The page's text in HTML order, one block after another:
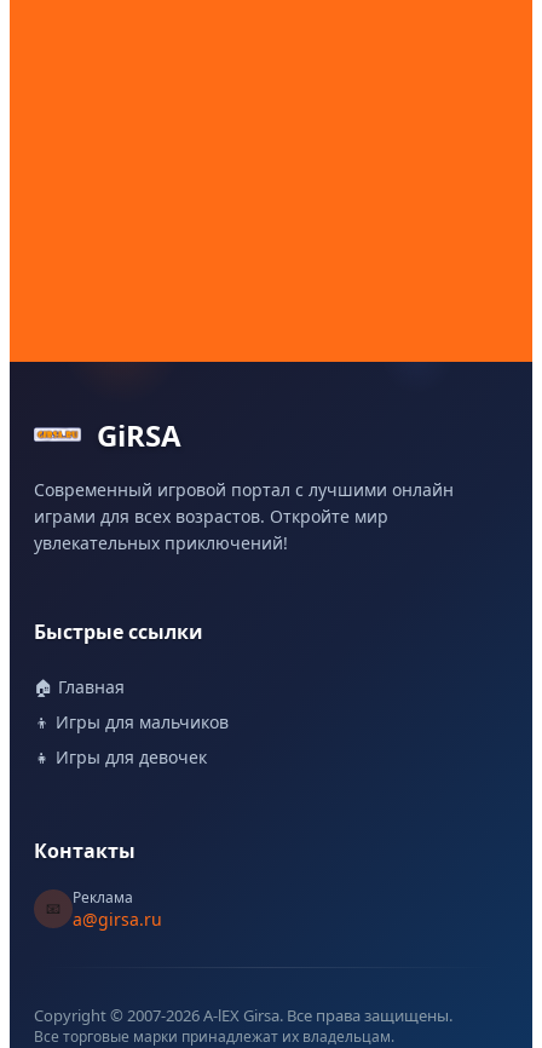
GiRSA
Современный игровой портал с лучшими онлайн
играми для всех возрастов. Откройте мир
увлекательных приключений!
Быстрые ссылки
🏠 Главная
👦 Игры для мальчиков
👧 Игры для девочек
Контакты
📧
Реклама
a@girsa.ru
Copyright © 2007-2026A-lEX Girsa. Все права защищены.
Все торговые марки принадлежат их владельцам.